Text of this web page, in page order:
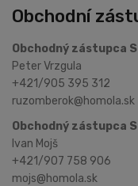
Obchodní
Obchodný zástupca
Peter Vrzgula
+421/905 395 312
ruzomberok@homola.sk
Obchodný zástupca
Ivan Mojš
+421/907 758 906
mojs@homola.sk